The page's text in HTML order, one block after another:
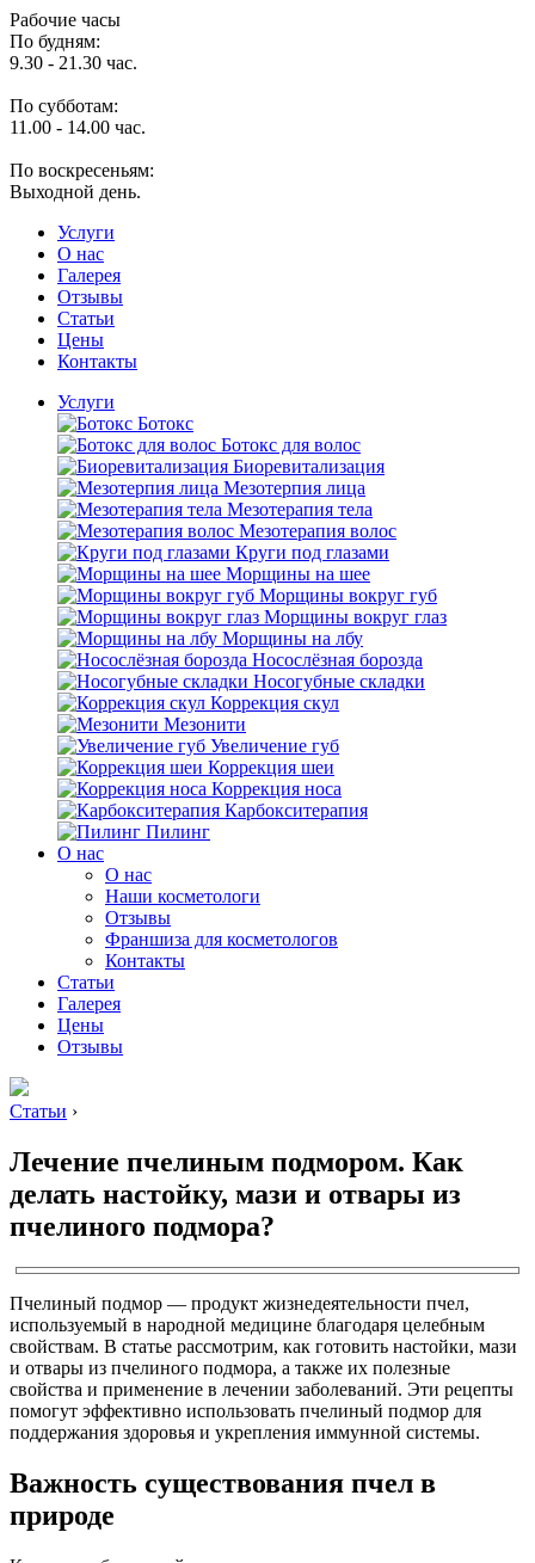
Рабочие часы
По будням:
9.30 - 21.30 час.
По субботам:
11.00 - 14.00 час.
По воскресеньям:
Выходной день.
Услуги
O нас
Галерея
Отзывы
Статьи
Цены
Контакты
Услуги
Ботокс
Ботокс для волос
Биоревитализация
Мезотерпия лица
Мезотерапия тела
Мезотерапия волос
Круги под глазами
Морщины на шее
Морщины вокруг губ
Морщины вокруг глаз
Морщины на лбу
Носослёзная борозда
Носогубные складки
Коррекция скул
Мезонити
Увеличение губ
Коррекция шеи
Коррекция носа
Карбокситерапия
Пилинг
O нас
O нас
Наши косметологи
Отзывы
Франшиза для косметологов
Контакты
Статьи
Галерея
Цены
Отзывы
Статьи ›
Лечение пчелиным подмором. Как
делать настойку, мази и отвары из
пчелиного подмора?
Пчелиный подмор — продукт жизнедеятельности пчел,
используемый в народной медицине благодаря целебным
свойствам. В статье рассмотрим, как готовить настойки, мази
и отвары из пчелиного подмора, а также их полезные
свойства и применение в лечении заболеваний. Эти рецепты
помогут эффективно использовать пчелиный подмор для
поддержания здоровья и укрепления иммунной системы.
Важность существования пчел в
природе